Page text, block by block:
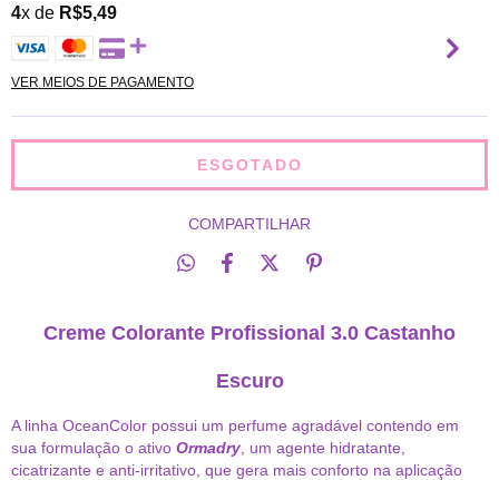
4x de R$5,49
VER MEIOS DE PAGAMENTO
COMPARTILHAR
Creme Colorante Profissional 3.0 Castanho
Escuro
A linha OceanColor possui um perfume agradável contendo em
sua formulação o ativo Ormadry , um agente hidratante,
cicatrizante e anti-irritativo, que gera mais conforto na aplicação